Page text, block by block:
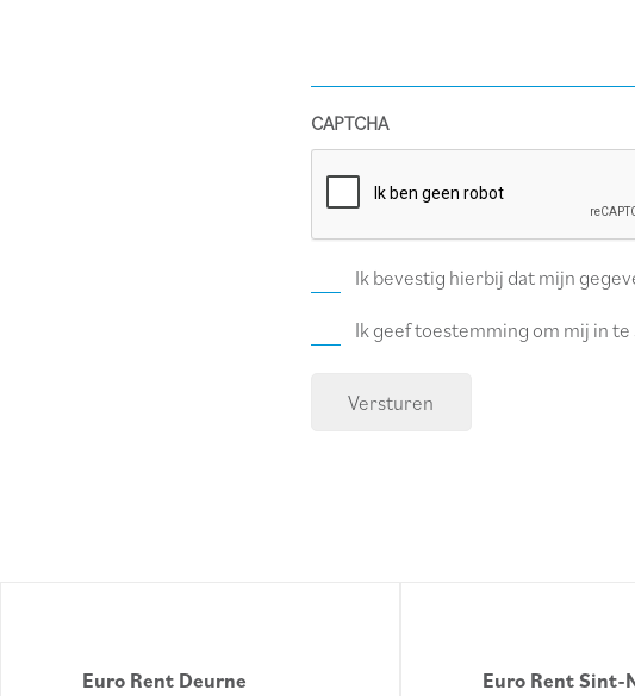
CAPTCHA
PrivacyIk bevestig hierbij dat mijn
Newsletter
Ik geef toestemming om mij in
Euro Rent Deurne Euro Rent Sint-